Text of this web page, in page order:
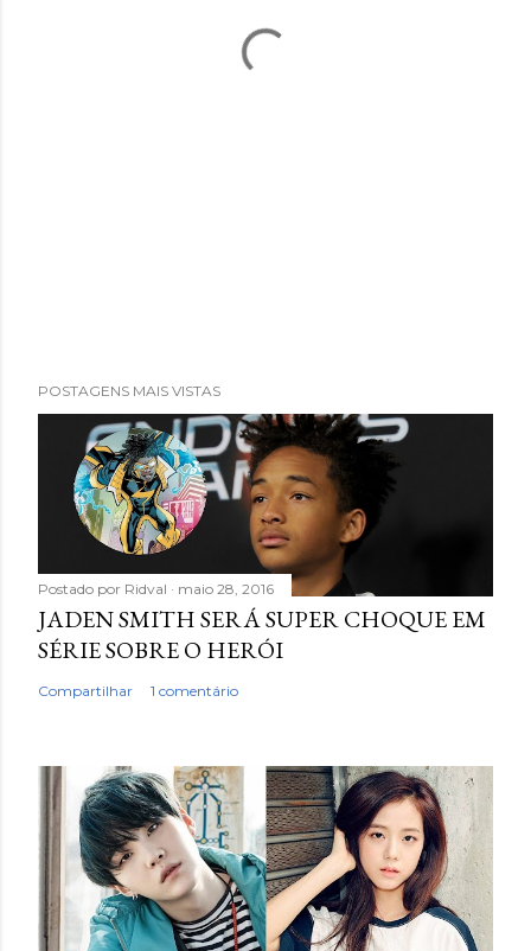
POSTAGENS MAIS VISTAS
Postado por Ridval maio 28, 2016
JADEN SMITH SERÁ SUPER CHOQUE EM
SÉRIE SOBRE O HERÓI
Compartilhar 1 comentário